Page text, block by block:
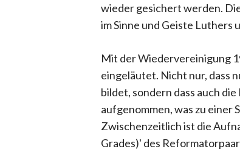
wieder gesichert werden.
im Sinne und Geiste
Mit der Wiedervereinigung
eingeläutet. Nicht nur, dass
bildet, sondern dass auch
aufgenommen, was zu
Zwischenzeitlich ist die
Grades)' des